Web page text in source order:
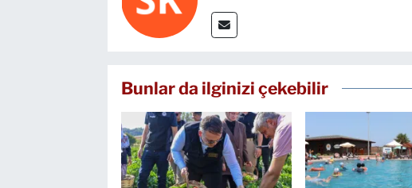
Bunlar da ilginizi çekebilir